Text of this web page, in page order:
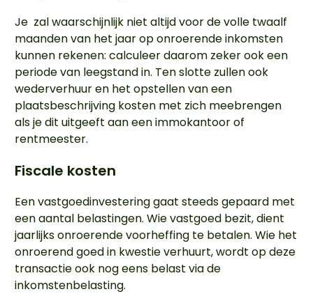
Je zal waarschijnlijk niet altijd voor de volle twaalf
maanden van het jaar op onroerende inkomsten
kunnen rekenen: calculeer daarom zeker ook een
periode van leegstand in. Ten slotte zullen ook
wederverhuur en het opstellen van een
plaatsbeschrijving kosten met zich meebrengen
als je dit uitgeeft aan een immokantoor of
rentmeester.
Fiscale kosten
Een vastgoedinvestering gaat steeds gepaard met
een aantal belastingen. Wie vastgoed bezit, dient
jaarlijks onroerende voorheffing te betalen. Wie het
onroerend goed in kwestie verhuurt, wordt op deze
transactie ook nog eens belast via de
inkomstenbelasting.